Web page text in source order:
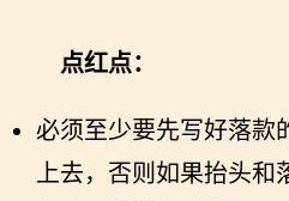
点红点：
必须至少要先写好落款
上去，否则如果抬头